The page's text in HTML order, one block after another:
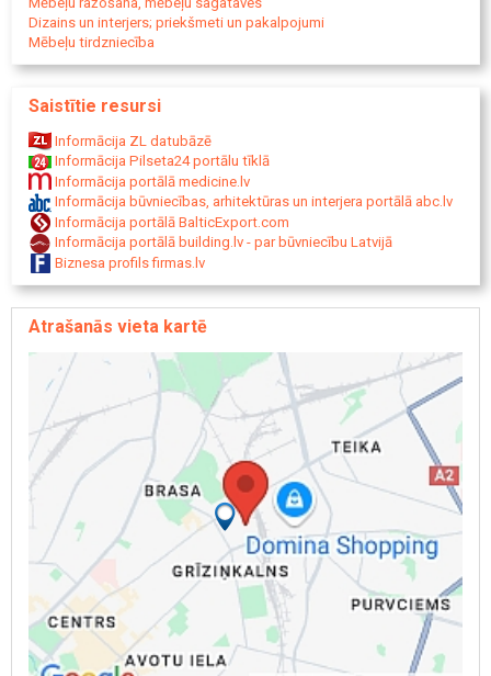
virtuves krēsli, viesistabas mēbeles, biroja galdi, ofisa krēsli, virtuves
galdi mazai virtuvei, virtuves stūris, virtuves stūra komplekts,
viesistabas sekcijas, virtuves stūra dīvāns, ofisa mēbeles.
Dizains un interjers; priekšmeti un pakalpojumi
Mēbeļu tirdzniecība
Saistītie resursi
Informācija ZL datubāzē
Informācija Pilseta24 portālu tīklā
Informācija portālā medicine.lv
Informācija būvniecības, arhitektūras un interjera portālā abc.lv
Informācija portālā BalticExport.com
Informācija portālā building.lv - par būvniecību Latvijā
Biznesa profils firmas.lv
Atrašanās vieta kartē